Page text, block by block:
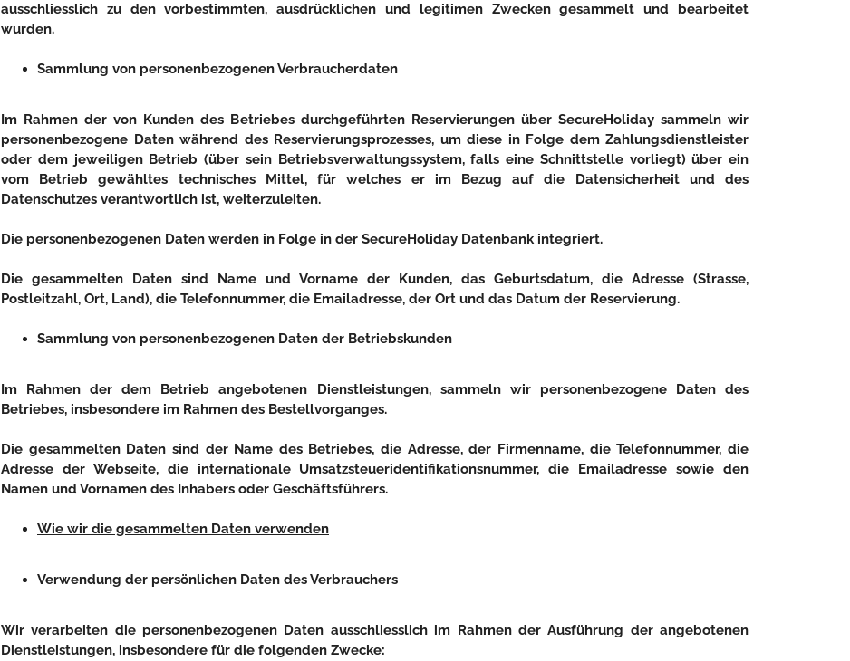
ausschliesslich zu den vorbestimmten, ausdrücklichen und legitimen Zwecken gesammelt und bearbeitet
wurden.
Sammlung von personenbezogenen Verbraucherdaten
Im Rahmen der von Kunden des Betriebes durchgeführten Reservierungen über SecureHoliday sammeln wir
personenbezogene Daten während des Reservierungsprozesses, um diese in Folge dem Zahlungsdienstleister
oder dem jeweiligen Betrieb (über sein Betriebsverwaltungssystem, falls eine Schnittstelle vorliegt) über ein
vom Betrieb gewähltes technisches Mittel, für welches er im Bezug auf die Datensicherheit und des
Datenschutzes verantwortlich ist, weiterzuleiten.
Die personenbezogenen Daten werden in Folge in der SecureHoliday Datenbank integriert.
Die gesammelten Daten sind Name und Vorname der Kunden, das Geburtsdatum, die Adresse (Strasse,
Postleitzahl, Ort, Land), die Telefonnummer, die Emailadresse, der Ort und das Datum der Reservierung.
Sammlung von personenbezogenen Daten der Betriebskunden
Im Rahmen der dem Betrieb angebotenen Dienstleistungen, sammeln wir personenbezogene Daten des
Betriebes, insbesondere im Rahmen des Bestellvorganges.
Die gesammelten Daten sind der Name des Betriebes, die Adresse, der Firmenname, die Telefonnummer, die
Adresse der Webseite, die internationale Umsatzsteueridentifikationsnummer, die Emailadresse sowie den
Namen und Vornamen des Inhabers oder Geschäftsführers.
Wie wir die gesammelten Daten verwenden
Verwendung der persönlichen Daten des Verbrauchers
Wir verarbeiten die personenbezogenen Daten ausschliesslich im Rahmen der Ausführung der angebotenen
Dienstleistungen, insbesondere für die folgenden Zwecke: